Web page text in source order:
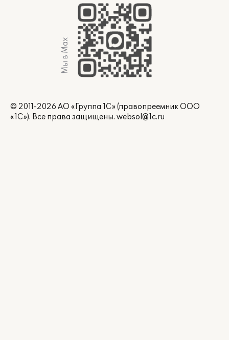
Мы в Max
© 2011-2026 АО «Группа 1С» (правопреемник ООО
«1С»). Все права защищены. websol@1c.ru